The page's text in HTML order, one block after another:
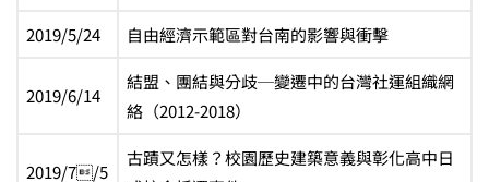
2019/5/24 自由經濟示範區對台南的影響與衝擊
2019/6/14
結盟、團結與分歧─變遷中的台灣社運組織網
絡（2012-2018）
2019/7/5
古蹟又怎樣？校園歷史建築意義與彰化高中日